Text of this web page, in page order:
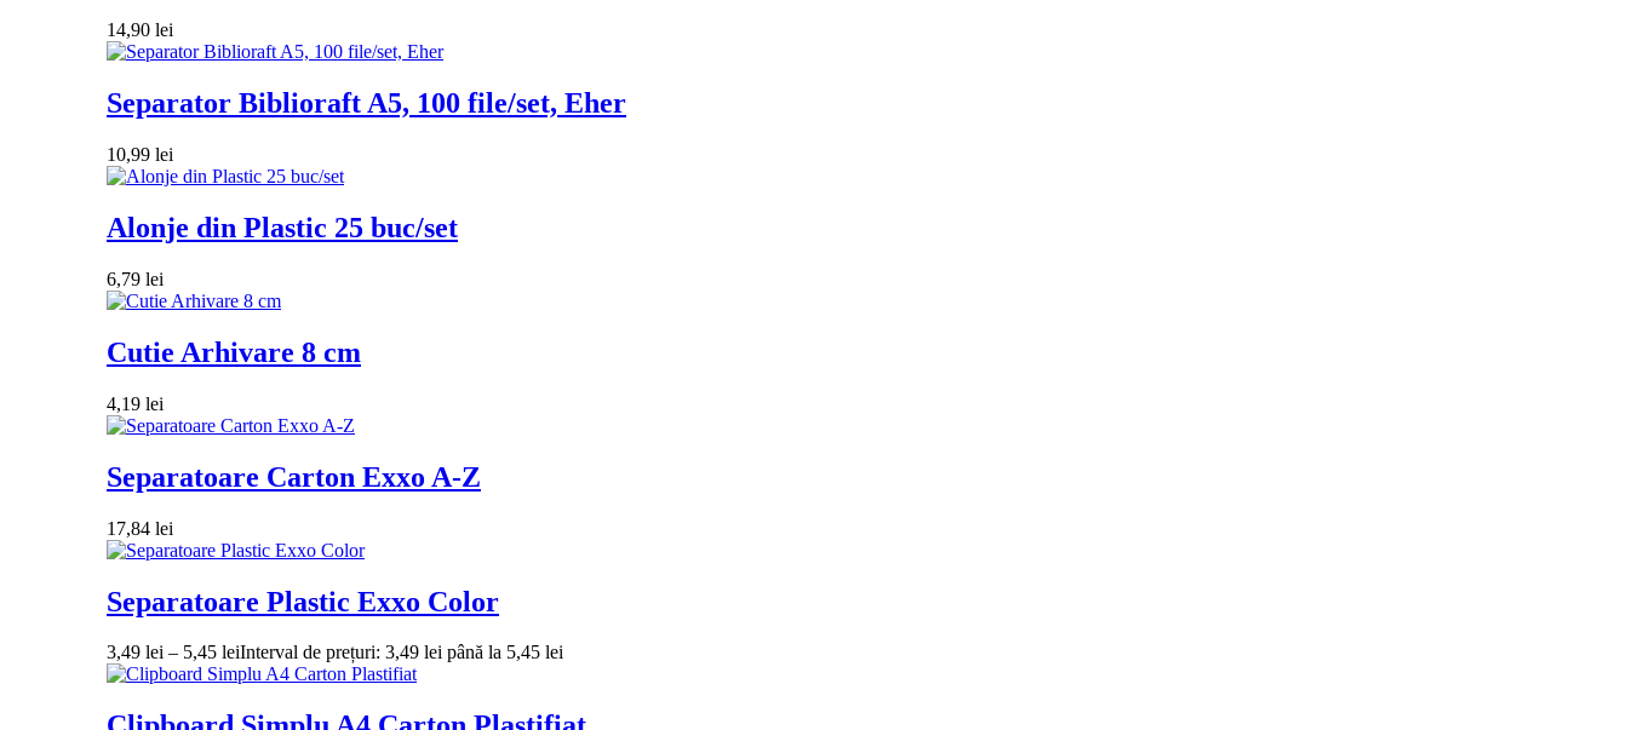
14,90 lei
Separator Biblioraft A5, 100 file/set, Eher
10,99 lei
Alonje din Plastic 25 buc/set
6,79 lei
Cutie Arhivare 8 cm
4,19 lei
Separatoare Carton Exxo A-Z
17,84 lei
Separatoare Plastic Exxo Color
3,49 lei – 5,45 leiInterval de prețuri: 3,49 lei până la 5,45 lei